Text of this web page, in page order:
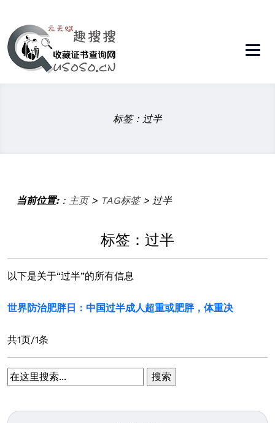
标签：过半
当前位置:： 主页> TAG标签> 过半
标签：过半
以下是关于“过半”的所有信息
世界防治肥胖日：中国过半成人超重或肥胖，体重决
共1页/1条